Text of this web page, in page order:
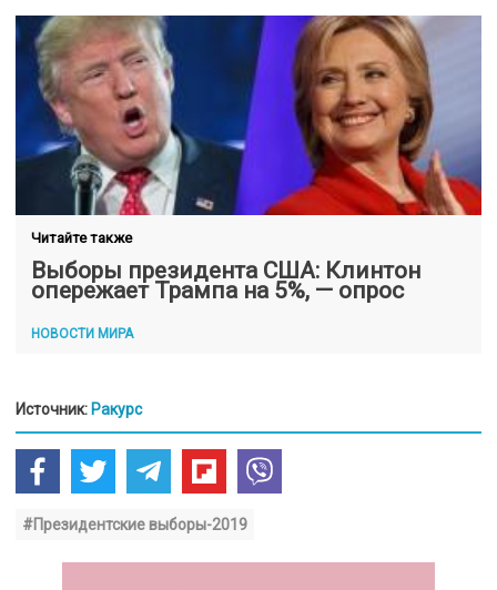
Читайте также
Выборы президента США: Клинтон
опережает Трампа на 5%, — опрос
НОВОСТИ МИРА
Источник: Ракурс
#Президентские выборы-2019